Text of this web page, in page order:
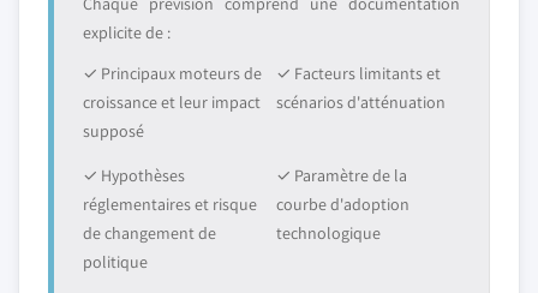
explicite de :
✓ Principaux moteurs de
croissance et leur impact
supposé
✓ Facteurs limitants et
scénarios d'atténuation
✓ Hypothèses
réglementaires et risque
de changement de
politique
✓ Paramètre de la
courbe d'adoption
technologique